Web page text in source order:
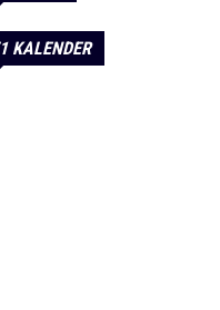
KALENDER